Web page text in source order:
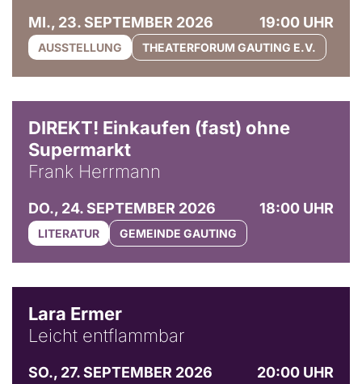
MI., 23. SEPTEMBER 2026 19:00 UHR
AUSSTELLUNG THEATERFORUM GAUTING E.V.
DIREKT! Einkaufen (fast) ohne
Supermarkt
Frank Herrmann
DO., 24. SEPTEMBER 2026 18:00 UHR
LITERATUR GEMEINDE GAUTING
Lara Ermer
Leicht entflammbar
SO., 27. SEPTEMBER 2026
20:00 UHR